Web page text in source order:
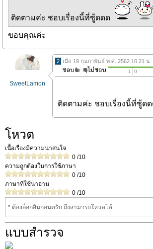
ติดตามค่ะ ชอบเรื่องนี้ที่ซู้ดดด
ขอบคุณค่ะ
SweetLamon
2 เมื่อ 19 กุมภาพันธ์ พ.ศ. 2562 10.21 น.
1 0
ติดตามค่ะ ชอบเรื่องนี้ที่ซู้ด
โหวต
เนื้อเรื่องมีความน่าสนใจ
0 /10
ความถูกต้องในการใช้ภาษา
0 /10
ภาษาที่ใช้น่าอ่าน
0 /10
* ต้องล็อกอินก่อนครับ ถึงสามารถโหวดได้
แบบสำรวจ